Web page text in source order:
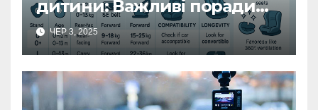
дитини: Важливі поради
для безпеки
ЧЕР 3, 2025